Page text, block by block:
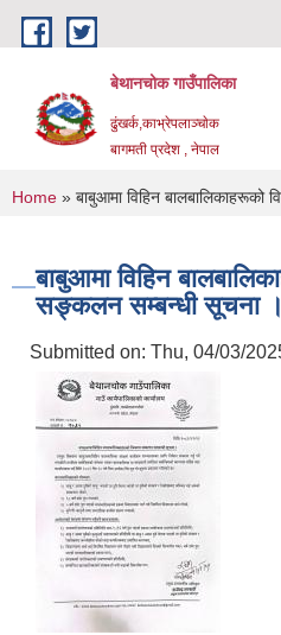
Skip to main content
बेथानचोक गाउँपालिका
ढुंखर्क,काभ्रेपलाञ्चाेक
बागमती प्रदेश , नेपाल
You are here
Home » बाबुआमा विहिन
बाबुआमा विहिन
सङ्कलन सम्बन्धी सूचना
Submitted on: Thu, 04/03/